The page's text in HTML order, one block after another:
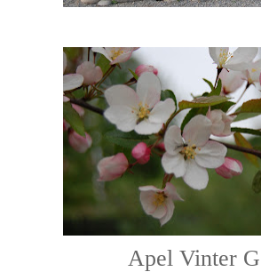
Apel Vinter